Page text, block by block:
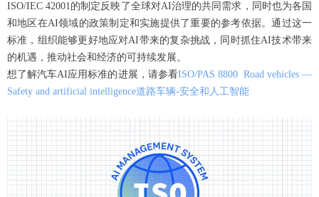
ISO/IEC 42001的制定反映了全球对AI治理的共同需求，同时也为各国
和地区在AI领域的政策制定和实施提供了重要的参考依据。通过这一
标准，组织能够更好地应对AI带来的复杂挑战，同时抓住AI技术带来
的机遇，推动社会和经济的可持续发展。
想了解汽车AI应用标准的进展，请参看ISO/PAS 8800 Road vehicles —
Safety and artificial intelligence道路车辆-安全和人工智能